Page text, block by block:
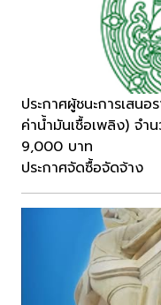
ประกาศผู้ชนะการเสนอ
ค่าน้ำมันเชื้อเพลิง) จำน
9,000 บาท
ประกาศจัดซื้อจัดจ้าง